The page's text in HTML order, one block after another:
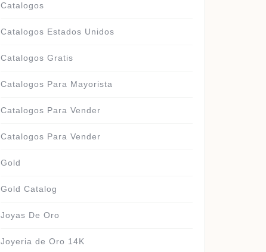
Catalogos
Catalogos Estados Unidos
Catalogos Gratis
Catalogos Para Mayorista
Catalogos Para Vender
Catalogos Para Vender
Gold
Gold Catalog
Joyas De Oro
Joyeria de Oro 14K